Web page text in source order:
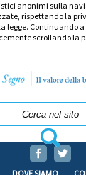
anonimi sulla
rispettando la
legge. Continuando
scrollando la